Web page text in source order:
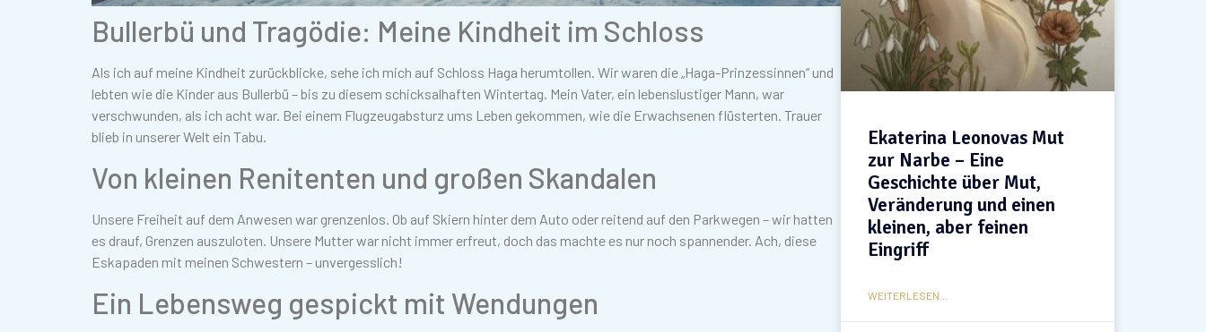
Bullerbü und Tragödie: Meine Kindheit im Schloss
Als ich auf meine Kindheit zurückblicke, sehe ich mich auf Schloss Haga herumtollen. Wir waren die „Haga-Prinzessinnen“ und
lebten wie die Kinder aus Bullerbü – bis zu diesem schicksalhaften Wintertag. Mein Vater, ein lebenslustiger Mann, war
verschwunden, als ich acht war. Bei einem Flugzeugabsturz ums Leben gekommen, wie die Erwachsenen flüsterten. Trauer
blieb in unserer Welt ein Tabu.
Von kleinen Renitenten und großen Skandalen
Unsere Freiheit auf dem Anwesen war grenzenlos. Ob auf Skiern hinter dem Auto oder reitend auf den Parkwegen – wir hatten
es drauf, Grenzen auszuloten. Unsere Mutter war nicht immer erfreut, doch das machte es nur noch spannender. Ach, diese
Eskapaden mit meinen Schwestern – unvergesslich!
Ein Lebensweg gespickt mit Wendungen
Ekaterina Leonovas Mut
zur Narbe – Eine
Geschichte über Mut,
Veränderung und einen
kleinen, aber feinen
Eingriff
WEITERLESEN...